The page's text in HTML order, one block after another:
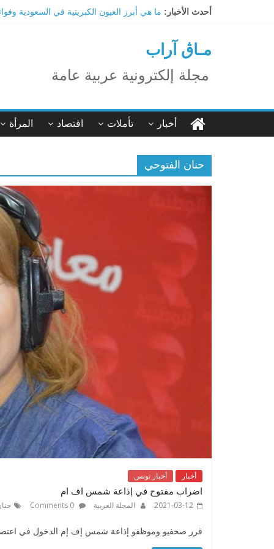
أحدث الأخبار: ما هي أبرز العيون الكبريتية في السعودية
اكتشاف مدينة ضخمة تحت أهرامات الجيزة..مـاڨ آراب
مجلة إلكترونية عربية عامة
أخبار تأملات اقتصاد المرأة
حنان الفتوحي
أخبار أخبار تونس
اضراب مفتوح في إذاعة شمس اف ام
2021-03-12
المجلة العربية
قرر صحفيو وموظفو إذاعة شمس إف إم الدخول في اعتصام مفتوح